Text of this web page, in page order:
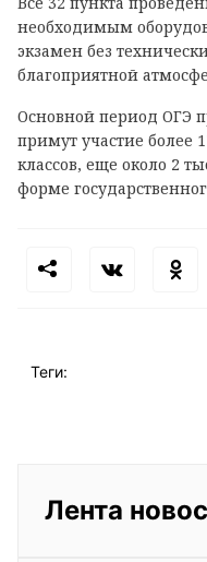
необходимым
экзамен без
благоприятной
Основной период ОГЭ
примут участие более
классов, еще около 2
форме
Теги:
Лента